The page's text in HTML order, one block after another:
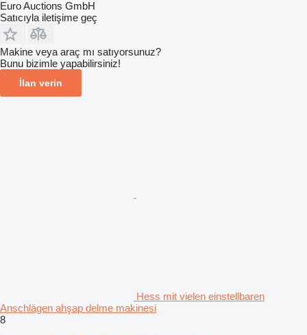
Euro Auctions GmbH
Satıcıyla iletişime geç
Makine veya araç mı satıyorsunuz?
Bunu bizimle yapabilirsiniz!
İlan verin
Hess mit vielen einstellbaren
Anschlägen ahşap delme makinesi
8